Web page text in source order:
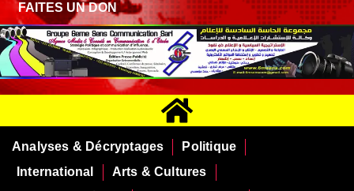
FAITES UN DON
Analyses & Décryptages
Politique
International
Arts & Cultures